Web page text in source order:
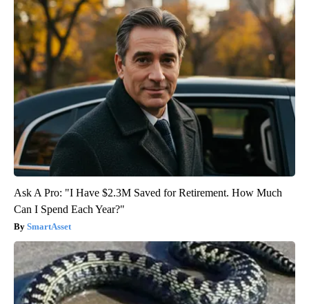
Ask A Pro: "I Have $2.3M Saved for Retirement. How Much
Can I Spend Each Year?"
SmartAsset